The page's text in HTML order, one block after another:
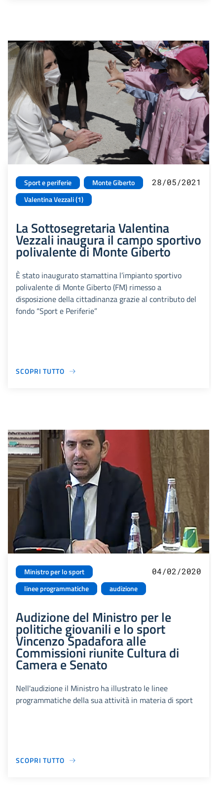
Sport e periferie
Monte Giberto
Valentina Vezzali (1)
28/05/2021
La Sottosegretaria Valentina
Vezzali inaugura il campo sportivo
polivalente di Monte Giberto
È stato inaugurato stamattina l’impianto sportivo
polivalente di Monte Giberto (FM) rimesso a
disposizione della cittadinanza grazie al contributo del
fondo “Sport e Periferie”
SCOPRI TUTTO
Ministro per lo sport
linee programmatiche
audizione
04/02/2020
Audizione del Ministro per le
politiche giovanili e lo sport
Vincenzo Spadafora alle
Commissioni riunite Cultura di
Camera e Senato
Nell'audizione il Ministro ha illustrato le linee
programmatiche della sua attività in materia di sport
SCOPRI TUTTO